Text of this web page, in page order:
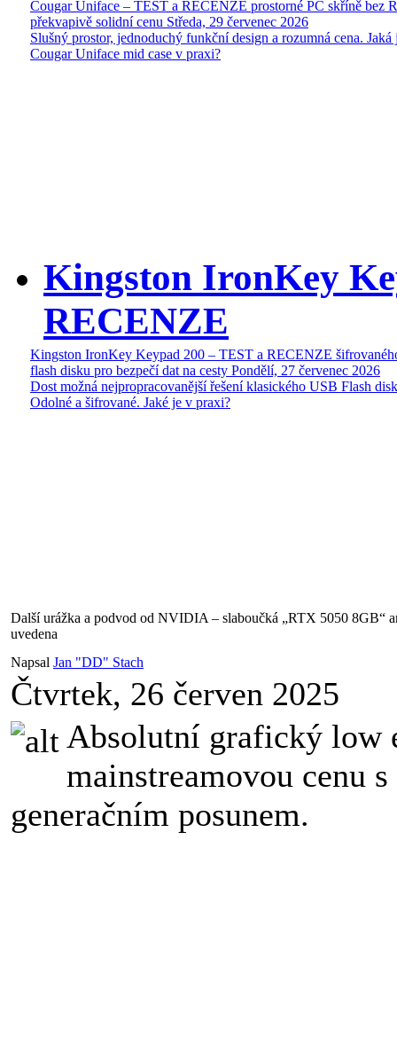
Cougar Uniface – TEST a RECENZE prostorné PC skříně bez
překvapivě solidní cenu Středa, 29 červenec 2026
Slušný prostor, jednoduchý funkční design a rozumná cena. Jaká
Cougar Uniface mid case v praxi?
Kingston IronKey
RECENZE
Kingston IronKey Keypad 200 – TEST a RECENZE
flash disku pro bezpečí dat na cesty Pondělí, 27 červenec 2026
Dost možná nejpropracovanější řešení klasického USB Flash
Odolné a šifrované. Jaké je v praxi?
Další urážka a podvod od NVIDIA – slaboučká „RTX 5050 8GB“
uvedena
Napsal Jan "DD" Stach
Čtvrtek, 26 červen 2025
Absolutní grafický low
mainstreamovou cenu
generačním posunem.